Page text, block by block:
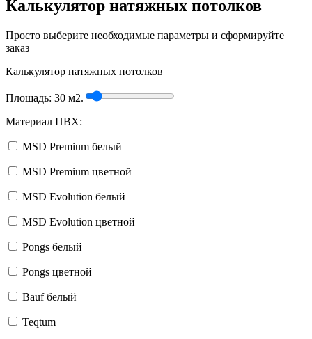
Калькулятор натяжных потолков
Просто выберите необходимые параметры и сформируйте
заказ
Калькулятор натяжных потолков
Площадь: 30 м2.
Материал ПВХ:
MSD Premium белый
MSD Premium цветной
MSD Evolution белый
MSD Evolution цветной
Pongs белый
Pongs цветной
Bauf белый
Teqtum